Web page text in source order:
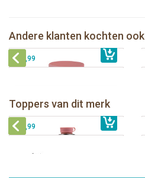
Andere klanten kochten ook
€ 9,99
Pura Silicone Bumpers Moss+Mint 2
stuks
€ 8,99
Toppers van dit merk
€ 40,99Pura silicone tuit 2 stuks
€ 9,99